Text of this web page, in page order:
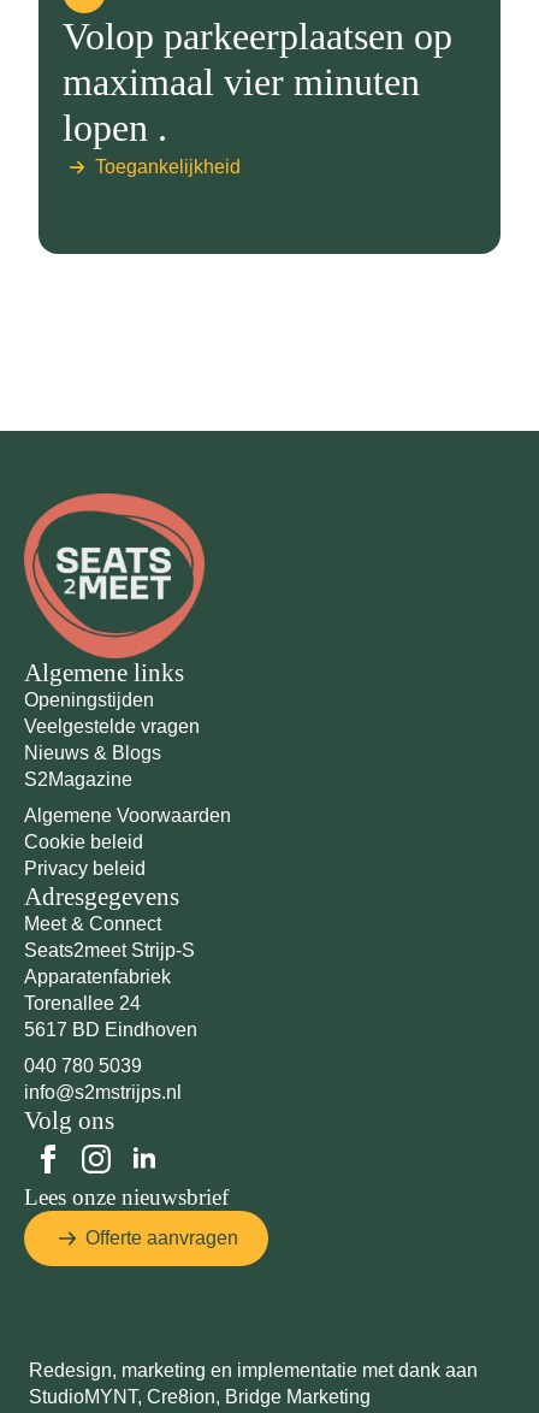
Volop parkeerplaatsen op
maximaal vier minuten
lopen .
Toegankelijkheid
Algemene links
Openingstijden
Veelgestelde vragen
Nieuws & Blogs
S2Magazine
Algemene Voorwaarden
Cookie beleid
Privacy beleid
Adresgegevens
Meet & Connect
Seats2meet Strijp-S
Apparatenfabriek
Torenallee 24
5617 BD Eindhoven
040 780 5039
info@s2mstrijps.nl
Volg ons
Lees onze nieuwsbrief
Offerte aanvragen
Redesign, marketing en implementatie met dank aan
StudioMYNT, Cre8ion, Bridge Marketing